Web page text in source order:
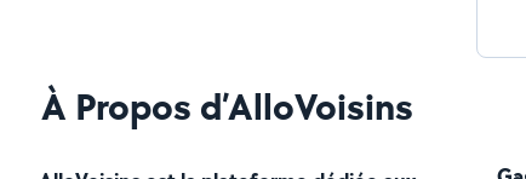
À Propos d’AlloVoisins